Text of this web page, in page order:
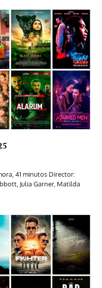
41 minutos Director:
Julia Garner, Matilda